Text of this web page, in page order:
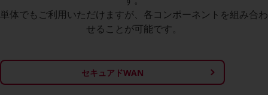
会社案内パンフレット
ニュースルーム
ニュースリリース
地域からの発表
単体でもご利用いただけますが、各コンポーネントを組み合わ
せることが可能です。
セキュアドWAN